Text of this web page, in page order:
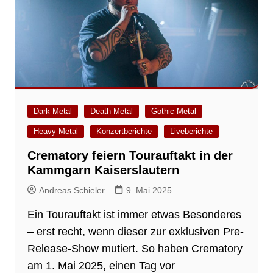
Dark Metal Death Metal Gothic Metal
Heavy Metal Konzertberichte Liveberichte
Crematory feiern Tourauftakt in der
Kammgarn Kaiserslautern
Andreas Schieler 9. Mai 2025
Ein Tourauftakt ist immer etwas Besonderes
– erst recht, wenn dieser zur exklusiven Pre-
Release-Show mutiert. So haben Crematory
am 1. Mai 2025, einen Tag vor